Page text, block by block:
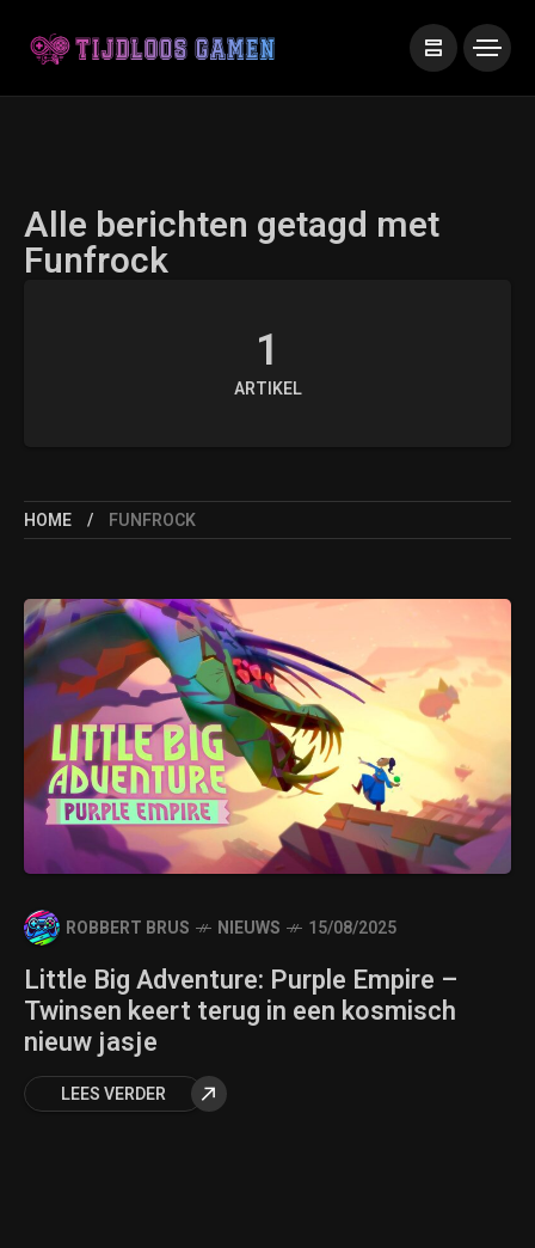
Alle berichten getagd met
Funfrock
1
ARTIKEL
HOME FUNFROCK
ROBBERT BRUS NIEUWS 15/08/2025
Little Big Adventure: Purple Empire –
Twinsen keert terug in een kosmisch
nieuw jasje
LEES VERDER